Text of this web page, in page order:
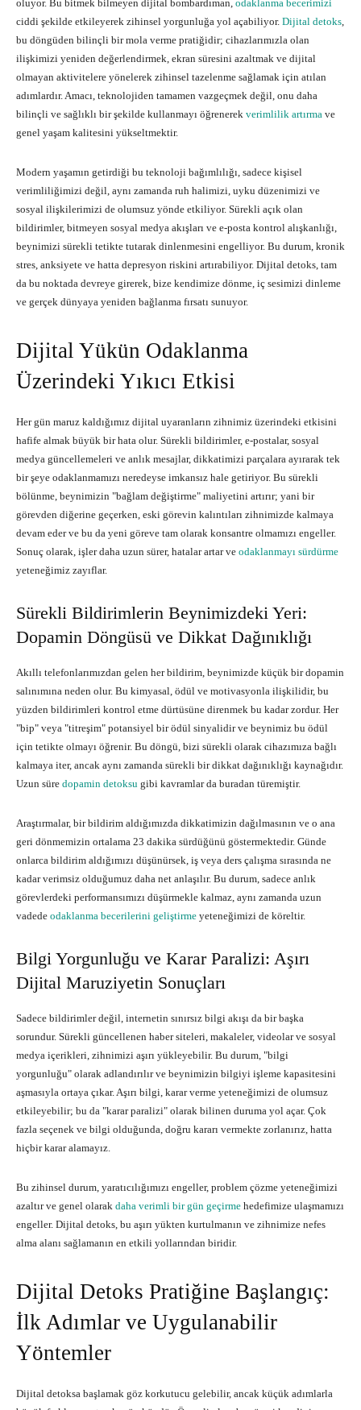
oluyor. Bu bitmek bilmeyen dijital bombardıman, odaklanma becerimizi
ciddi şekilde etkileyerek zihinsel yorgunluğa yol açabiliyor. Dijital detoks
bu döngüden bilinçli bir mola verme pratiğidir; cihazlarımızla olan
ilişkimizi yeniden değerlendirmek, ekran süresini azaltmak ve dijital
olmayan aktivitelere yönelerek zihinsel tazelenme sağlamak için atılan
adımlardır. Amacı, teknolojiden tamamen vazgeçmek değil, onu daha
bilinçli ve sağlıklı bir şekilde kullanmayı öğrenerek verimlilik artırma ve
genel yaşam kalitesini yükseltmektir.
Modern yaşamın getirdiği bu teknoloji bağımlılığı, sadece kişisel
verimliliğimizi değil, aynı zamanda ruh halimizi, uyku düzenimizi ve
sosyal ilişkilerimizi de olumsuz yönde etkiliyor. Sürekli açık olan
bildirimler, bitmeyen sosyal medya akışları ve e-posta kontrol alışkanlığı,
beynimizi sürekli tetikte tutarak dinlenmesini engelliyor. Bu durum, kronik
stres, anksiyete ve hatta depresyon riskini artırabiliyor. Dijital detoks, tam
da bu noktada devreye girerek, bize kendimize dönme, iç sesimizi dinleme
ve gerçek dünyaya yeniden bağlanma fırsatı sunuyor.
Dijital Yükün Odaklanma
Üzerindeki Yıkıcı Etkisi
Her gün maruz kaldığımız dijital uyaranların zihnimiz üzerindeki etkisini
hafife almak büyük bir hata olur. Sürekli bildirimler, e-postalar, sosyal
medya güncellemeleri ve anlık mesajlar, dikkatimizi parçalara ayırarak tek
bir şeye odaklanmamızı neredeyse imkansız hale getiriyor. Bu sürekli
bölünme, beynimizin "bağlam değiştirme" maliyetini artırır; yani bir
görevden diğerine geçerken, eski görevin kalıntıları zihnimizde kalmaya
devam eder ve bu da yeni göreve tam olarak konsantre olmamızı engeller.
Sonuç olarak, işler daha uzun sürer, hatalar artar ve odaklanmayı sürdürme
yeteneğimiz zayıflar.
Sürekli Bildirimlerin Beynimizdeki Yeri:
Dopamin Döngüsü ve Dikkat Dağınıklığı
Akıllı telefonlarımızdan gelen her bildirim, beynimizde küçük bir dopamin
salınımına neden olur. Bu kimyasal, ödül ve motivasyonla ilişkilidir, bu
yüzden bildirimleri kontrol etme dürtüsüne direnmek bu kadar zordur. Her
"bip" veya "titreşim" potansiyel bir ödül sinyalidir ve beynimiz bu ödül
için tetikte olmayı öğrenir. Bu döngü, bizi sürekli olarak cihazımıza bağlı
kalmaya iter, ancak aynı zamanda sürekli bir dikkat dağınıklığı kaynağıdır.
Uzun süre dopamin detoksu gibi kavramlar da buradan türemiştir.
Araştırmalar, bir bildirim aldığımızda dikkatimizin dağılmasının ve o ana
geri dönmemizin ortalama 23 dakika sürdüğünü göstermektedir. Günde
onlarca bildirim aldığımızı düşünürsek, iş veya ders çalışma sırasında ne
kadar verimsiz olduğumuz daha net anlaşılır. Bu durum, sadece anlık
görevlerdeki performansımızı düşürmekle kalmaz, aynı zamanda uzun
vadede odaklanma becerilerini geliştirme yeteneğimizi de köreltir.
Bilgi Yorgunluğu ve Karar Paralizi: Aşırı
Dijital Maruziyetin Sonuçları
Sadece bildirimler değil, internetin sınırsız bilgi akışı da bir başka
sorundur. Sürekli güncellenen haber siteleri, makaleler, videolar ve sosyal
medya içerikleri, zihnimizi aşırı yükleyebilir. Bu durum, "bilgi
yorgunluğu" olarak adlandırılır ve beynimizin bilgiyi işleme kapasitesini
aşmasıyla ortaya çıkar. Aşırı bilgi, karar verme yeteneğimizi de olumsuz
etkileyebilir; bu da "karar paralizi" olarak bilinen duruma yol açar. Çok
fazla seçenek ve bilgi olduğunda, doğru kararı vermekte zorlanırız, hatta
hiçbir karar alamayız.
Bu zihinsel durum, yaratıcılığımızı engeller, problem çözme yeteneğimizi
azaltır ve genel olarak daha verimli bir gün geçirme hedefimize ulaşmamızı
engeller. Dijital detoks, bu aşırı yükten kurtulmanın ve zihnimize nefes
alma alanı sağlamanın en etkili yollarından biridir.
Dijital Detoks Pratiğine Başlangıç:
İlk Adımlar ve Uygulanabilir
Yöntemler
Dijital detoksa başlamak göz korkutucu gelebilir, ancak küçük adımlarla